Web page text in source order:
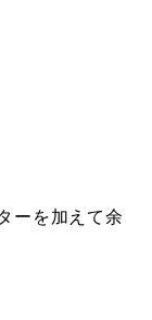
ーを加えて余